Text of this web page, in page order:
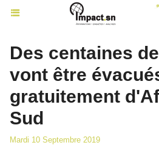
Des centaines
vont être
gratuitement
Sud
Mardi 10 Septembre 2019